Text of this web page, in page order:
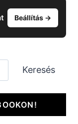
Beállítás →
Keresés